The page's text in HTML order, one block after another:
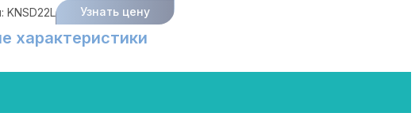
KNSD22L Узнать цену
характеристики